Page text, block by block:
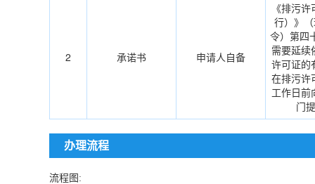
2 承诺书 申请人自备
《排污
行）》
令）第四
需要延续
许可证的
在排污许
工作日前
门
办理流程
流程图: